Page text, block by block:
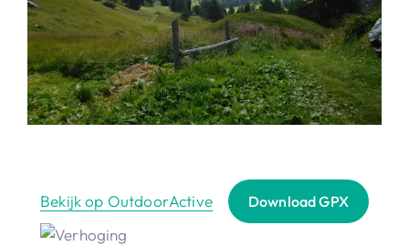
Bekijk op OutdoorActive Download GPX